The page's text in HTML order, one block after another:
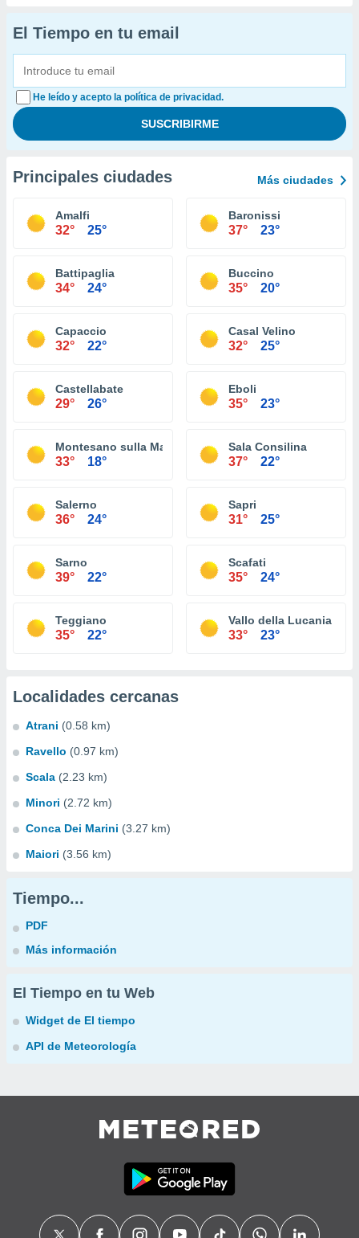
El Tiempo en tu email
He leído y acepto la política de privacidad.
Principales ciudades Más ciudades
Amalfi
32° 25°
Baronissi
37° 23°
Battipaglia
34° 24°
Buccino
35° 20°
Capaccio
32° 22°
Casal Velino
32° 25°
Castellabate
29° 26°
Eboli
35° 23°
Montesano sulla Marcellana
33° 18°
Sala Consilina
37° 22°
Salerno
36° 24°
Sapri
31° 25°
Sarno
39° 22°
Scafati
35° 24°
Teggiano
35° 22°
Vallo della Lucania
33° 23°
Localidades cercanas
Atrani (0.58 km)
Ravello (0.97 km)
Scala (2.23 km)
Minori (2.72 km)
Conca Dei Marini (3.27 km)
Maiori (3.56 km)
Tiempo...
PDF
Más información
El Tiempo en tu Web
Widget de El tiempo
API de Meteorología